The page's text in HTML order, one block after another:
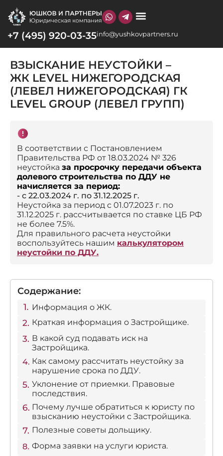
+7 (495) 920-03-35info@yushkovpartners.ru
ВЗЫСКАНИЕ НЕУСТОЙКИ –
ЖК LEVEL НИЖЕГОРОДСКАЯ
(ЛЕВЕЛ НИЖЕГОРОДСКАЯ) ГК
LEVEL GROUP (ЛЕВЕЛ ГРУПП)
В соответствии с Постановлением
Правительства РФ от 18.03.2024 № 326
неустойка за просрочку передачи объекта
долевого строительства по ДДУ не
начисляется за период:
- с 22.03.2024 г. по 31.12.2025 г.
Неустойка за период с 01.07.2023 г. по
31.12.2025 г. рассчитывается по ставке ЦБ РФ
не более 7.5%.
Для правильного расчета неустойки
воспользуйтесь нашим калькулятором
неустойки по ДДУ.
Содержание:
Информация о ЖК.
Краткая информация о Застройщике.
В какой суд подавать иск на
Застройщика.
Как самому рассчитать неустойку за
нарушение срока по ДДУ.
Уклонение от приемки. Правовые
последствия.
Почему лучше обратиться к юристу по
взысканию неустойки с Застройщика.
Полезные советы дольщику.
Форма заявки на услуги юриста.